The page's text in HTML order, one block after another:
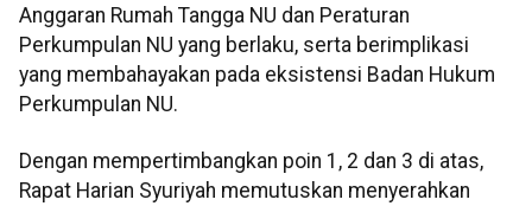
Anggaran Rumah Tangga NU dan Peraturan
Perkumpulan NU yang berlaku, serta berimplikasi
yang membahayakan pada eksistensi Badan Hukum
Perkumpulan NU.
Dengan mempertimbangkan poin 1, 2 dan 3 di atas,
Rapat Harian Syuriyah memutuskan menyerahkan